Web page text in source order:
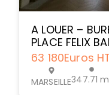
A LOUER –
PLACE FELIX
63 180Euros
MARSEILLE347.71